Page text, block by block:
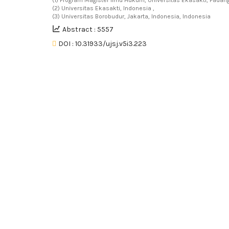
(2) Universitas Ekasakti, Indonesia ,
(3) Universitas Borobudur, Jakarta, Indonesia, Indonesia
Abstract : 5557
DOI : 10.31933/ujsj.v5i3.223